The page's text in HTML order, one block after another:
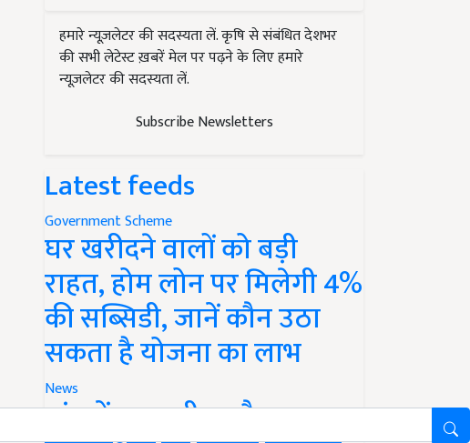
हमारे न्यूज़लेटर की सदस्यता लें. कृषि से संबंधित देशभर
की सभी लेटेस्ट ख़बरें मेल पर पढ़ने के लिए हमारे
न्यूज़लेटर की सदस्यता लें.
Subscribe Newsletters
Latest feeds
Government Scheme
घर खरीदने वालों को बड़ी
राहत, होम लोन पर मिलेगी 4%
की सब्सिडी, जानें कौन उठा
सकता है योजना का लाभ
News
गांव में खाद, बीज और